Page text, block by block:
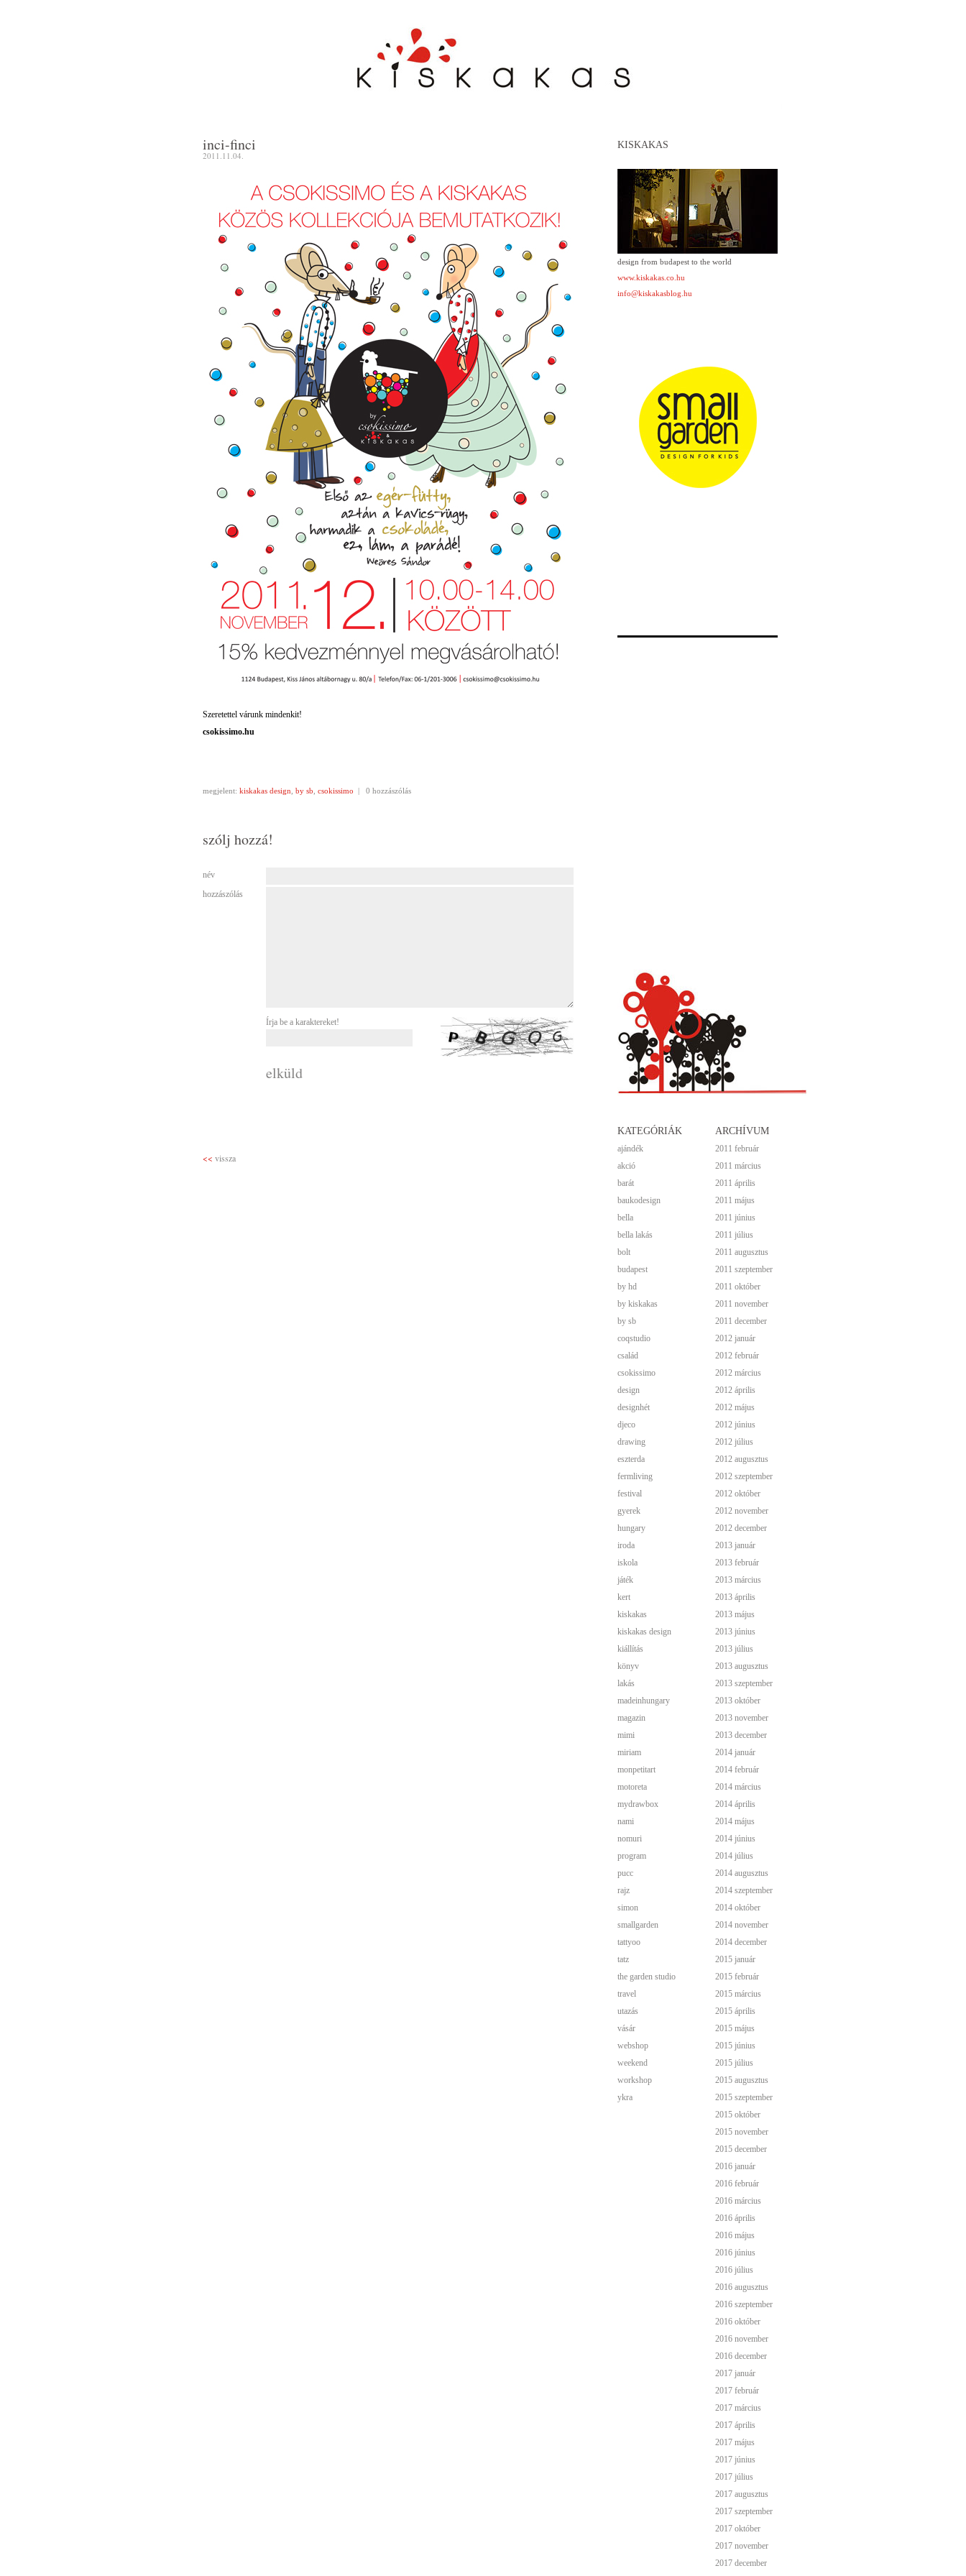
inci-finci
2011.11.04.
Szeretettel várunk mindenkit!
csokissimo.hu
megjelent: kiskakas design by sb csokissimo | 0 hozzászólás
szólj hozzá!
név
hozzászólás
Írja be a karaktereket!
elküld
<< vissza
KISKAKAS
design from budapest to the world
www.kiskakas.co.hu
info@kiskakasblog.hu
KATEGÓRIÁK
ajándék
akció
barát
baukodesign
bella
bella lakás
bolt
budapest
by hd
by kiskakas
by sb
coqstudio
család
csokissimo
design
designhét
djeco
drawing
eszterda
fermliving
festival
gyerek
hungary
iroda
iskola
játék
kert
kiskakas
kiskakas design
kiállítás
könyv
lakás
madeinhungary
magazin
mimi
miriam
monpetitart
motoreta
mydrawbox
nami
nomuri
program
pucc
rajz
simon
smallgarden
tattyoo
tatz
the garden studio
travel
utazás
vásár
webshop
weekend
workshop
ykra
ARCHÍVUM
2011 február
2011 március
2011 április
2011 május
2011 június
2011 július
2011 augusztus
2011 szeptember
2011 október
2011 november
2011 december
2012 január
2012 február
2012 március
2012 április
2012 május
2012 június
2012 július
2012 augusztus
2012 szeptember
2012 október
2012 november
2012 december
2013 január
2013 február
2013 március
2013 április
2013 május
2013 június
2013 július
2013 augusztus
2013 szeptember
2013 október
2013 november
2013 december
2014 január
2014 február
2014 március
2014 április
2014 május
2014 június
2014 július
2014 augusztus
2014 szeptember
2014 október
2014 november
2014 december
2015 január
2015 február
2015 március
2015 április
2015 május
2015 június
2015 július
2015 augusztus
2015 szeptember
2015 október
2015 november
2015 december
2016 január
2016 február
2016 március
2016 április
2016 május
2016 június
2016 július
2016 augusztus
2016 szeptember
2016 október
2016 november
2016 december
2017 január
2017 február
2017 március
2017 április
2017 május
2017 június
2017 július
2017 augusztus
2017 szeptember
2017 október
2017 november
2017 december